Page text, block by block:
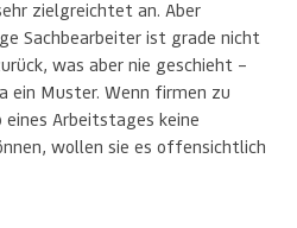
zielgreichtet an. Aber
Sachbearbeiter ist grade nicht
was aber nie geschieht –
ein Muster. Wenn firmen zu
Arbeitstages keine
wollen sie es offensichtlich